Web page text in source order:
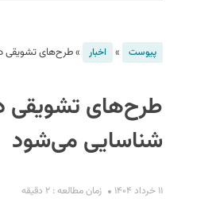
پیوست » اخبار »طرح‌های تشویقی
طرح‌های تشویقی
شناسایی می‌شود
۱۱ خرداد ۱۴۰۴ زمان مطالعه : ۲ دقیقه